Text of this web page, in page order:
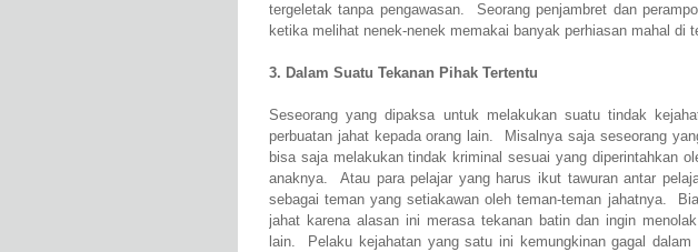
tergeletak tanpa pengawasan. Seorang penjambret dan
ketika melihat nenek-nenek memakai banyak perhiasan mahal di
3. Dalam Suatu Tekanan Pihak Tertentu
Seseorang yang dipaksa untuk melakukan suatu tindak
perbuatan jahat kepada orang lain. Misalnya saja seseorang
bisa saja melakukan tindak kriminal sesuai yang diperintahkan
anaknya. Atau para pelajar yang harus ikut tawuran antar
sebagai teman yang setiakawan oleh teman-teman jahatnya.
jahat karena alasan ini merasa tekanan batin dan ingin
lain. Pelaku kejahatan yang satu ini kemungkinan gagal dalam